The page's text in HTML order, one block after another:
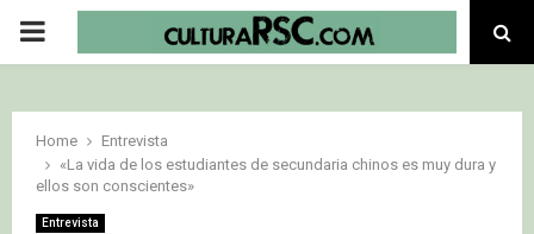
PRIMARY
Home
Entrevista
«La vida de los estudiantes de secundaria chinos es muy dura y
ellos son conscientes»
Entrevista